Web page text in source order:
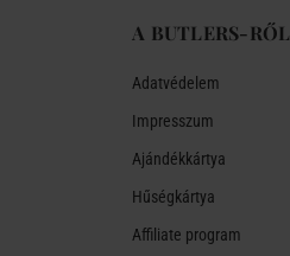
A BUTLERS-RŐL
Adatvédelem
Impresszum
Ajándékkártya
Hűségkártya
Affiliate program